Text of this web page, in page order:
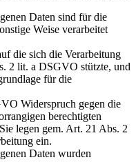
Daten sind für die
Weise verarbeitet
die sich die Verarbeitung
2 lit. a DSGVO stützte, und
für die
Widerspruch gegen die
berechtigten
legen gem. Art. 21 Abs. 2
ein.
Daten wurden